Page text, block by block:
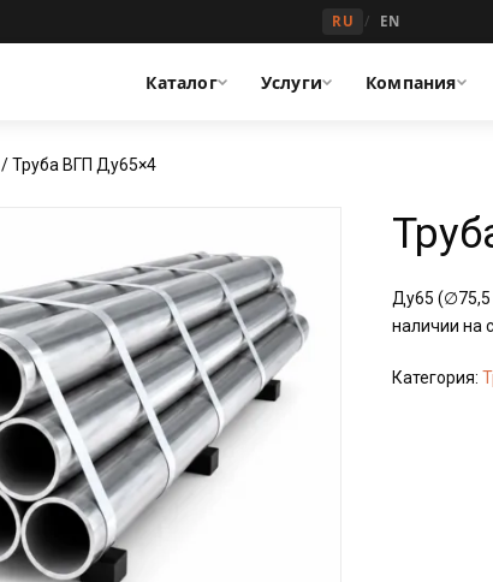
RU / EN
Каталог Услуги Компания
/ Труба ВГП Ду65×4
Ду65 (∅75,5
наличии на
Категория: